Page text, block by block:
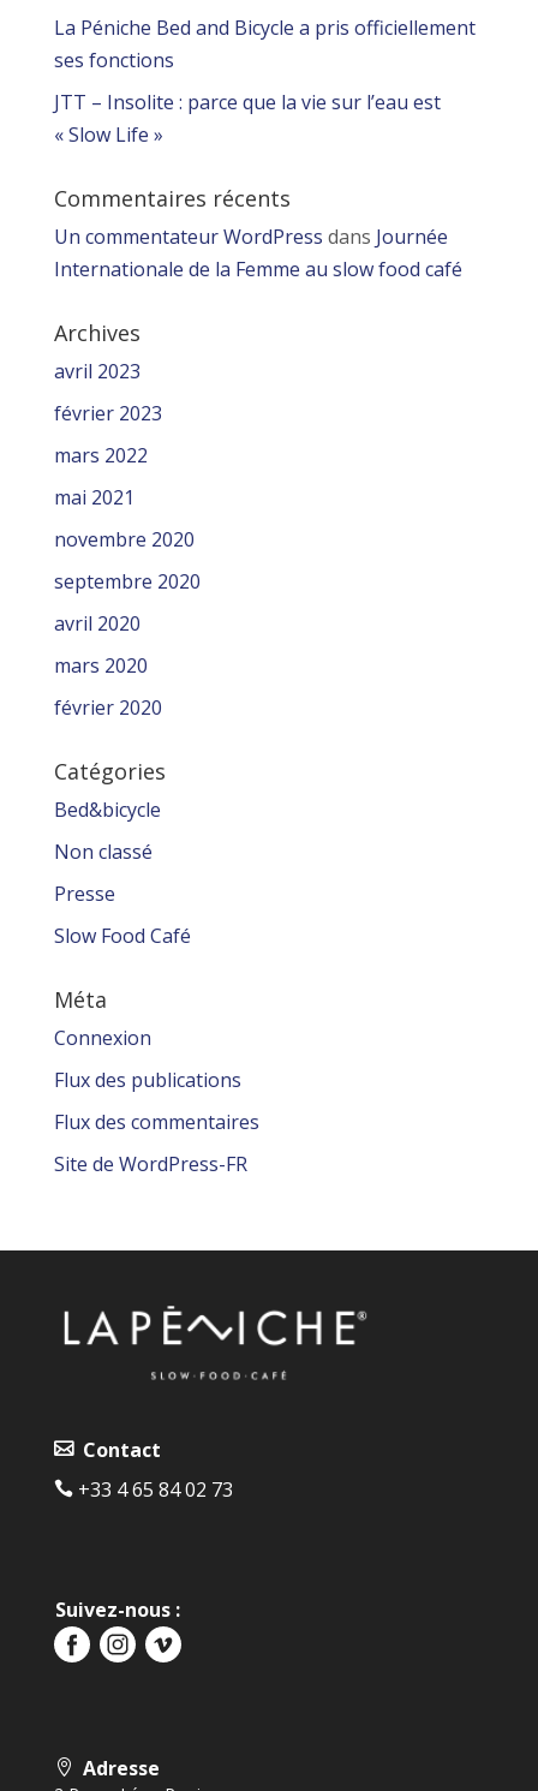
La Péniche Bed and Bicycle a pris officiellement
ses fonctions
JTT – Insolite : parce que la vie sur l’eau est
« Slow Life »
Commentaires récents
Un commentateur WordPress dans Journée
Internationale de la Femme au slow food café
Archives
avril 2023
février 2023
mars 2022
mai 2021
novembre 2020
septembre 2020
avril 2020
mars 2020
février 2020
Catégories
Bed&bicycle
Non classé
Presse
Slow Food Café
Méta
Connexion
Flux des publications
Flux des commentaires
Site de WordPress-FR
Contact
+33 4 65 84 02 73
Suivez-nous :
Adresse